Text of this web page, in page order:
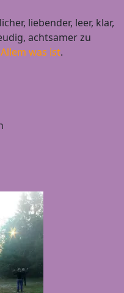
liebender, leer, klar,
achtsamer zu
Allem was ist.